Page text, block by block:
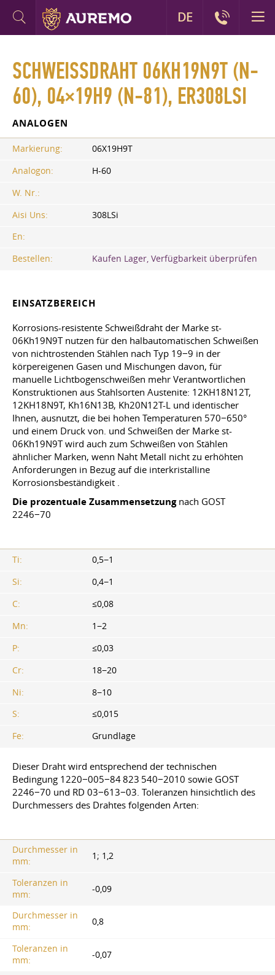
SCHWEISSDRAHT 06KH19N9T (N-6
0), 04×19Н9 (N-81), ER308LSI
ANALOGEN
Markierung:
06Х19Н9Т
Analogon:
H-60
W. Nr.:
Aisi Uns:
308LSi
En:
Bestellen:
Kaufen Lager, Verfügbarkeit überprüfen
EINSATZBEREICH
Korrosions-resistente Schweißdraht der Marke st-
06Kh19N9T nutzen für den halbautomatischen Schweißen
von nichtrostenden Stählen nach Typ 19−9 in der
körpereigenen Gasen und Mischungen davon, für
manuelle Lichtbogenschweißen mehr Verantwortlichen
Konstruktionen aus Stahlsorten Austenite: 12KH18N12T,
12KH18N9T, Kh16N13B, Kh20N12T-L und identischer
Ihnen, ausnutzt, die bei hohen Temperaturen 570−650°
und einem Druck von. und Schweißen der Marke st-
06Kh19N9T wird auch zum Schweißen von Stählen
ähnlicher Marken, wenn Naht Metall nicht zu erhöhten
Anforderungen in Bezug auf die interkristalline
Korrosionsbeständigkeit .
Die prozentuale Zusammensetzungnach GOST
2246−70
Ti:
0,5−1
Si:
0,4−1
C:
≤0,08
Mn:
1−2
P:
≤0,03
Cr:
18−20
Ni:
8−10
S:
≤0,015
Fe:
Grundlage
Dieser Draht wird entsprechend der technischen
Bedingung 1220−005−84 823 540−2010 sowie GOST
2246−70 und RD 03−613−03. Toleranzen hinsichtlich des
Durchmessers des Drahtes folgenden Arten:
Durchmesser in
mm:
1; 1,2
Toleranzen in
mm:
-0,09
Durchmesser in
mm:
0,8
Toleranzen in
mm:
-0,07
DE